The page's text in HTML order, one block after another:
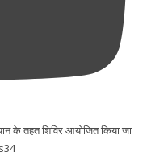
के तहत शिविर आयोजित किया जा